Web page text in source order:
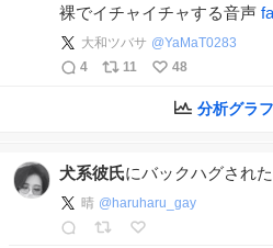
裸でイチャイチャする音声
大和ツバサ @YaMaT0283
4
11 48
分析グラ
犬系彼氏にバックハグされ
晴 @ haruharu_gay